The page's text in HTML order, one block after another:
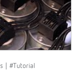
| #Tutorial